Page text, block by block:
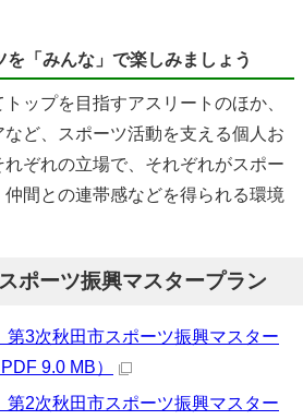
「みんな」で楽しみましょう
ップを目指すアスリートのほか、
ど、スポーツ活動を支える個人お
ぞれの立場で、それぞれがスポー
間との連帯感などを得られる環境
ポーツ振興マスタープラン
第3次秋田市スポーツ振興マスター
9.0 MB）
第2次秋田市スポーツ振興マスター